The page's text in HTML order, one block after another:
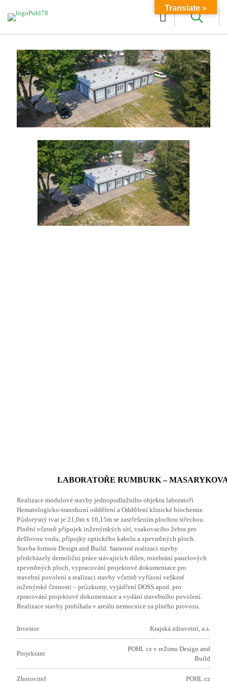
LABORATOŘE RUMBURK –
Realizace modulové stavby jednopodlažního objektu laboratoří
Hematologicko-transfuzní oddělení a Oddělení klinické biochemie.
Půdorysný tvar je 21,0m x 16,15m se zastřešením plochou střechou.
Plnění včetně přípojek inženýrských sítí, vsakovacího žebra pro
dešťovou vodu, přípojky optického kabelu a zpevněných ploch.
Stavba formou Design and Build. Samotné realizaci stavby
předcházely demoliční práce stávajících dílen, rozebrání panelových
zpevněných ploch, vypracování projektové dokumentace pro
stavební povolení a realizaci stavby včetně vyřízení veškeré
inženýrské činnosti – průzkumy, vyjádření DOSS apod. pro
zpracování projektové dokumentace a vydání stavebního povolení.
Realizace stavby probíhala v areálu nemocnice za plného provozu.
Investor Krajská zdravotní, a.s.
Projektant
POHL cz v režimu Design and
Build
Zhotovitel POHL cz
Translate »